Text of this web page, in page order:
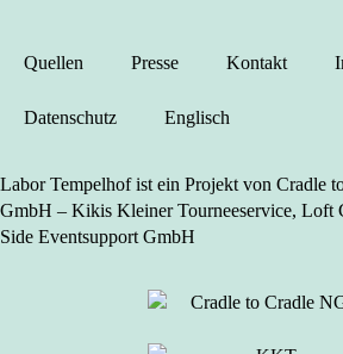
Quellen Presse Kontakt
Datenschutz Englisch
Labor Tempelhof ist ein Projekt von Cradle
GmbH – Kikis Kleiner Tourneeservice, Loft
Side Eventsupport GmbH